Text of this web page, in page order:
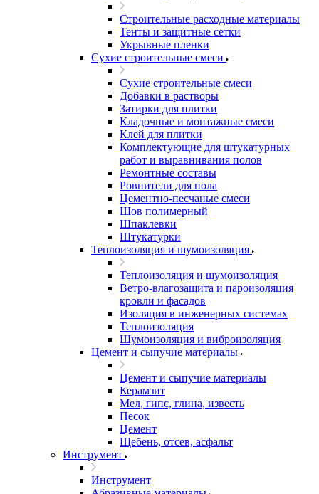
Строительные расходные материалы
Тенты и защитные сетки
Укрывные пленки
Сухие строительные смеси
Сухие строительные смеси
Добавки в растворы
Затирки для плитки
Кладочные и монтажные смеси
Клей для плитки
Комплектующие для штукатурных
работ и выравнивания полов
Ремонтные составы
Ровнители для пола
Цементно-песчаные смеси
Шов полимерный
Шпаклевки
Штукатурки
Теплоизоляция и шумоизоляция
Теплоизоляция и шумоизоляция
Ветро-влагозащита и пароизоляция
кровли и фасадов
Изоляция в инженерных системах
Теплоизоляция
Шумоизоляция и виброизоляция
Цемент и сыпучие материалы
Цемент и сыпучие материалы
Керамзит
Мел, гипс, глина, известь
Песок
Цемент
Щебень, отсев, асфальт
Инструмент
Инструмент